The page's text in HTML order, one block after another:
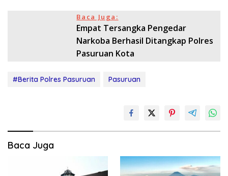
Baca Juga:
Empat Tersangka Pengedar
Narkoba Berhasil Ditangkap Polres
Pasuruan Kota
#Berita Polres Pasuruan Pasuruan
Baca Juga